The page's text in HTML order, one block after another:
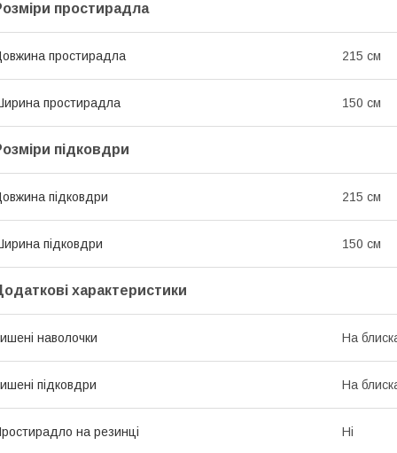
простирадла
простирадла 215 см
простирадла 150 см
підковдри
підковдри 215 см
підковдри 150 см
характеристики
наволочки На
підковдри На
на резинці Ні